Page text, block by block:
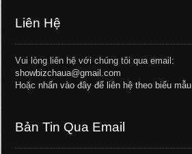
Liên Hệ
Vui lòng liên hệ với chúng tôi qua email:
showbizchaua@gmail.com
Hoặc nhấn vào đây để liên hệ theo biểu mẫu
Bản Tin Qua Email